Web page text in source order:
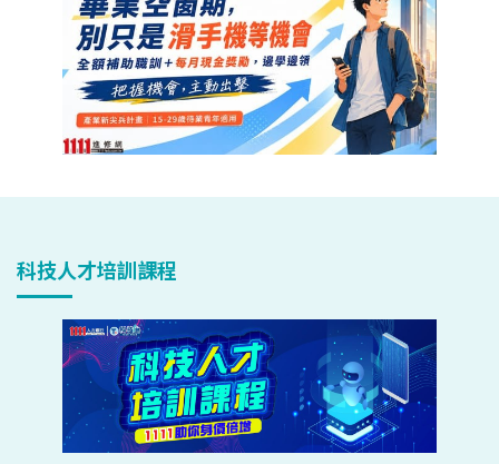
科技人才培訓課程